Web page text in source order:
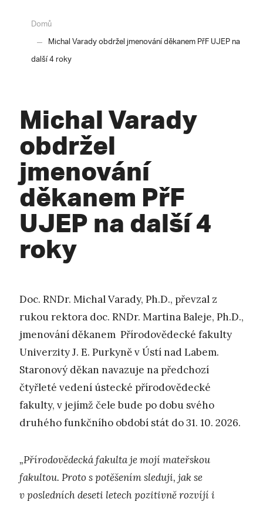
Domů
Michal Varady obdržel jmenování děkanem PřF UJEP na
další 4 roky
Michal Varady
obdržel
jmenování
děkanem PřF
UJEP na další 4
roky
Doc. RNDr. Michal Varady, Ph.D., převzal z
rukou rektora doc. RNDr. Martina Baleje, Ph.D.,
jmenování děkanem Přírodovědecké fakulty
Univerzity J. E. Purkyně v Ústí nad Labem.
Staronový děkan navazuje na předchozí
čtyřleté vedení ústecké přírodovědecké
fakulty, v jejímž čele bude po dobu svého
druhého funkčního období stát do 31. 10. 2026.
„Přírodovědecká fakulta je mojí mateřskou
fakultou. Proto s potěšením sleduji, jak se
v posledních deseti letech pozitivně rozvíjí i